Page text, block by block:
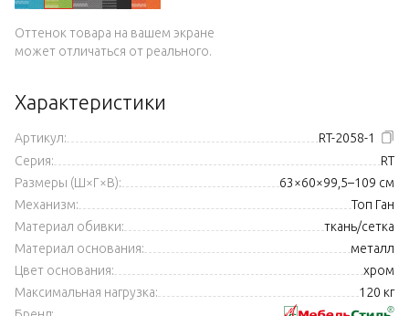
Оттенок товара на вашем экране
может отличаться от реального.
Характеристики
Артикул:
RT-2058-1
Серия:
RT
Размеры (Ш×Г×В):
63×60×99,5–109 см
Механизм:
Топ Ган
Материал обивки:
ткань/сетка
Материал основания:
металл
Цвет основания:
хром
Максимальная нагрузка:
120 кг